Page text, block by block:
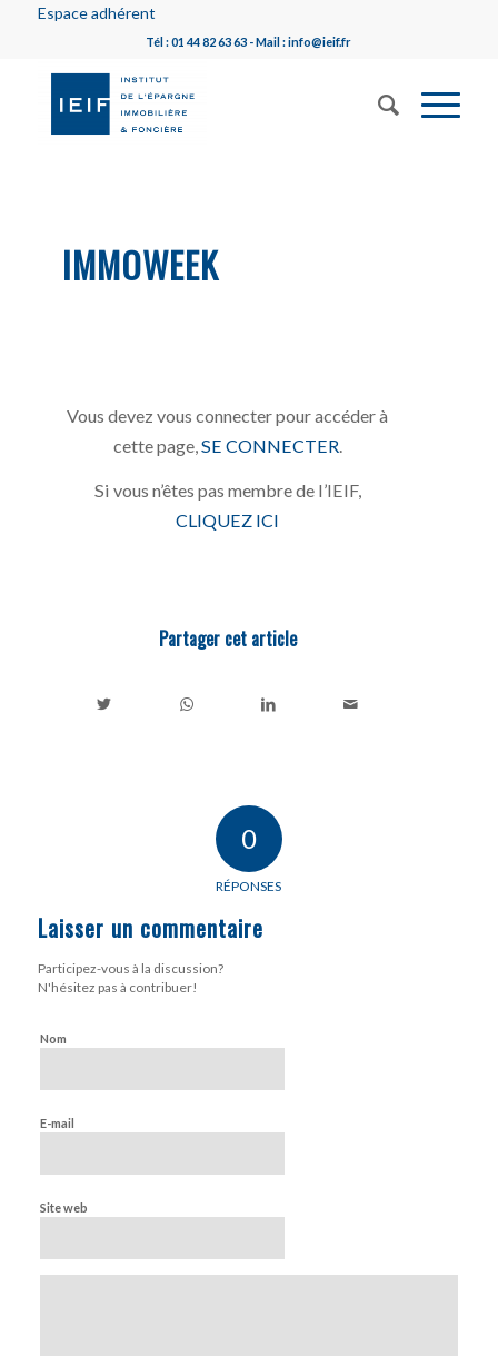
Espace adhérent
Tél : 01 44 82 63 63 - Mail : info@ieif.fr
IMMOWEEK
Vous devez vous connecter pour accéder à
cette page, SE CONNECTER
Si vous n’êtes pas membre de l’IEIF,
CLIQUEZ ICI
Partager cet article
0
RÉPONSES
Laisser un commentaire
Participez-vous à la discussion?
N'hésitez pas à contribuer!
Nom
E-mail
Site web